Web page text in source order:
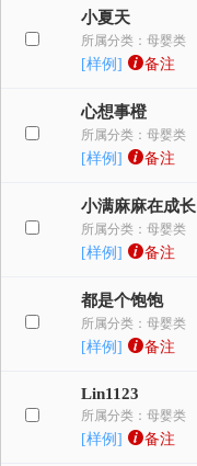
小夏天
所属分类：母婴类
[样例] 备注
心想事橙
所属分类：母婴类
[样例] 备注
小满麻麻在成长
所属分类：母婴类
[样例] 备注
都是个饱饱
所属分类：母婴类
[样例] 备注
Lin1123
所属分类：母婴类
[样例] 备注